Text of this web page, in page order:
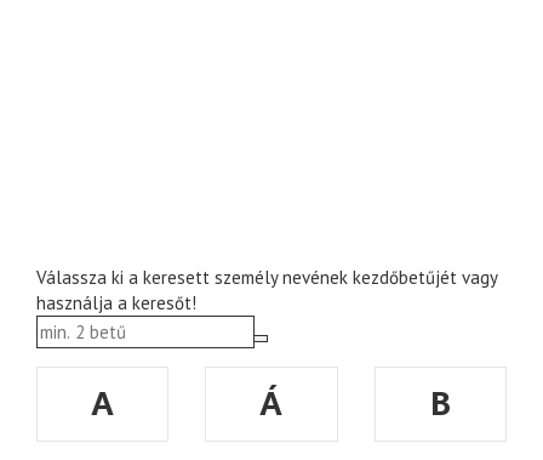
Válassza ki a keresett személy nevének kezdőbetűjét vagy
használja a keresőt!
A Á
B